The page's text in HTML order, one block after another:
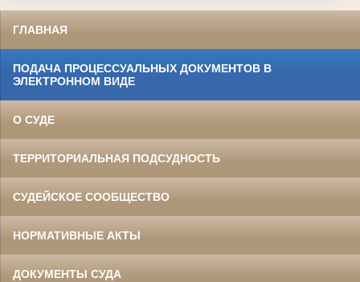
ГЛАВНАЯ
ПОДАЧА ПРОЦЕССУАЛЬНЫХ ДОКУМЕНТОВ В
ЭЛЕКТРОННОМ ВИДЕ
О СУДЕ
ТЕРРИТОРИАЛЬНАЯ ПОДСУДНОСТЬ
СУДЕЙСКОЕ СООБЩЕСТВО
НОРМАТИВНЫЕ АКТЫ
ДОКУМЕНТЫ СУДА